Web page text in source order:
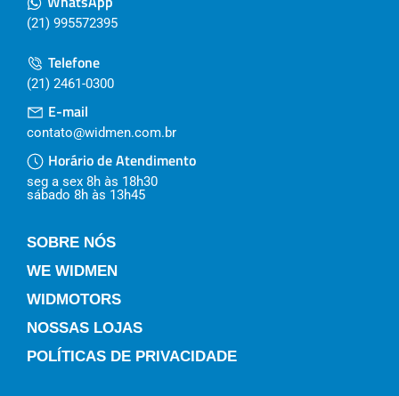
(21) 995572395
Telefone
(21) 2461-0300
E-mail
contato@widmen.com.br
Horário de Atendimento
seg a sex 8h às 18h30
sábado 8h às 13h45
SOBRE NÓS
WE WIDMEN
WIDMOTORS
NOSSAS LOJAS
POLÍTICAS DE PRIVACIDADE